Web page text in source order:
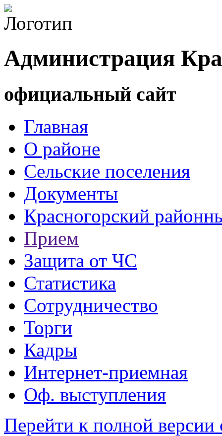
Администрация
официальный сайт
Главная
О районе
Сельские поселения
Документы
Красногорский
Прием
Защита от ЧС
Статистика
Сотрудничество
Торги
Кадры
Интернет-приемная
Оф. выступления
Перейти к полной версии